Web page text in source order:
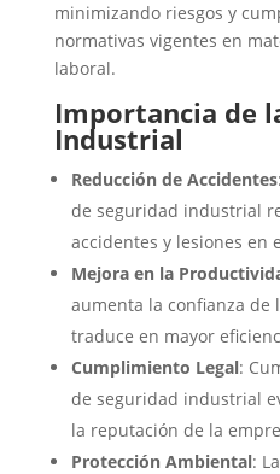
minimizando riesgos y
normativas vigentes en
laboral.
Importancia de
Industrial
Reducción de Accidentes
de seguridad industrial
accidentes y lesiones en
Mejora en la
aumenta la confianza de
traduce en mayor
Cumplimiento Legal:
de seguridad industrial
la reputación de la
Protección Ambiental: